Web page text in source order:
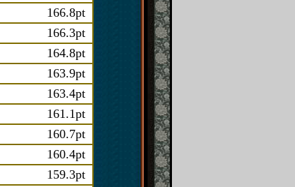
166.8pt
166.3pt
164.8pt
163.9pt
163.4pt
161.1pt
160.7pt
160.4pt
159.3pt